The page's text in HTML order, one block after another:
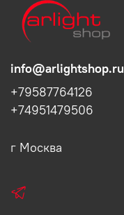
info@arlightshop.ru
+79587764126
+74951479506
г Москва